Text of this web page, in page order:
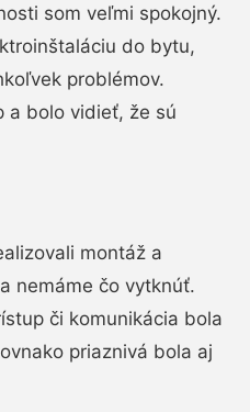
som veľmi spokojný.
do bytu,
problémov.
a bolo vidieť, že sú
montáž a
nemáme čo vytknúť.
či komunikácia bola
priaznivá bola aj